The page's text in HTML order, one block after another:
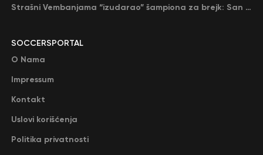
SOCCERSPORTAL
O Nama
Impressum
Kontakt
Uslovi korišćenja
Politika privatnosti
Strašni Vembanjama “izudarao” šampiona za brejk: San Antonio poveo protiv Oklahome